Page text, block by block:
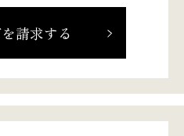
請求する